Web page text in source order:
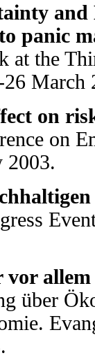
panic
at the
March
on
on
2003.
über